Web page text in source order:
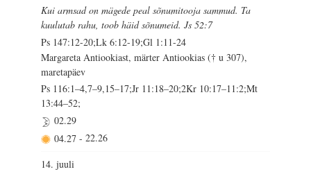
Kui armsad on mägede peal sõnumitooja sammud. Ta
kuulutab rahu, toob häid sõnumeid. Js 52:7
Ps 147:12-20;Lk 6:12-19;Gl 1:11-24
Margareta Antiookiast, märter Antiookias († u 307),
maretapäev
Ps 116:1–4,7–9,15–17;Jr 11:18–20;2Kr 10:17–11:2;Mt
13:44–52;
02.29
04.27 - 22.26
14. juuli